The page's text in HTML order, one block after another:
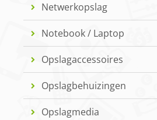
Netwerkopslag
Notebook / Laptop
Opslagaccessoires
Opslagbehuizingen
Opslagmedia